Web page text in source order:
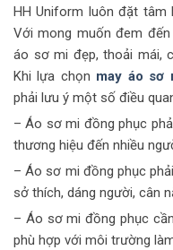
HH Uniform luôn đặt
Với mong muốn đem
áo sơ mi đẹp, thoải mái,
Khi lựa chọn may áo sơ
phải lưu ý một số điều
– Áo sơ mi đồng phục
thương hiệu đến nhiều
– Áo sơ mi đồng phục
sở thích, dáng người, cân
– Áo sơ mi đồng phục
phù hợp với môi trường